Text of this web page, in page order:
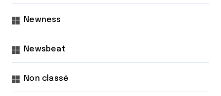
Newness
Newsbeat
Non classé